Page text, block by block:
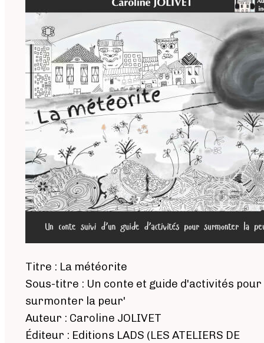
Titre : La météorite
Sous-titre : Un conte et guide d'activités pour
surmonter la peur'
Auteur : Caroline JOLIVET
Éditeur : Editions LADS (LES ATELIERS DE